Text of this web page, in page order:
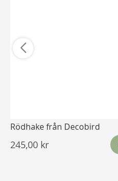
Rödhake från Decobird
245,00 kr